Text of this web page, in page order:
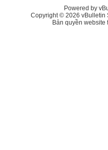
Powered by
Copyright © 2026 vBulletin
Bản quyền